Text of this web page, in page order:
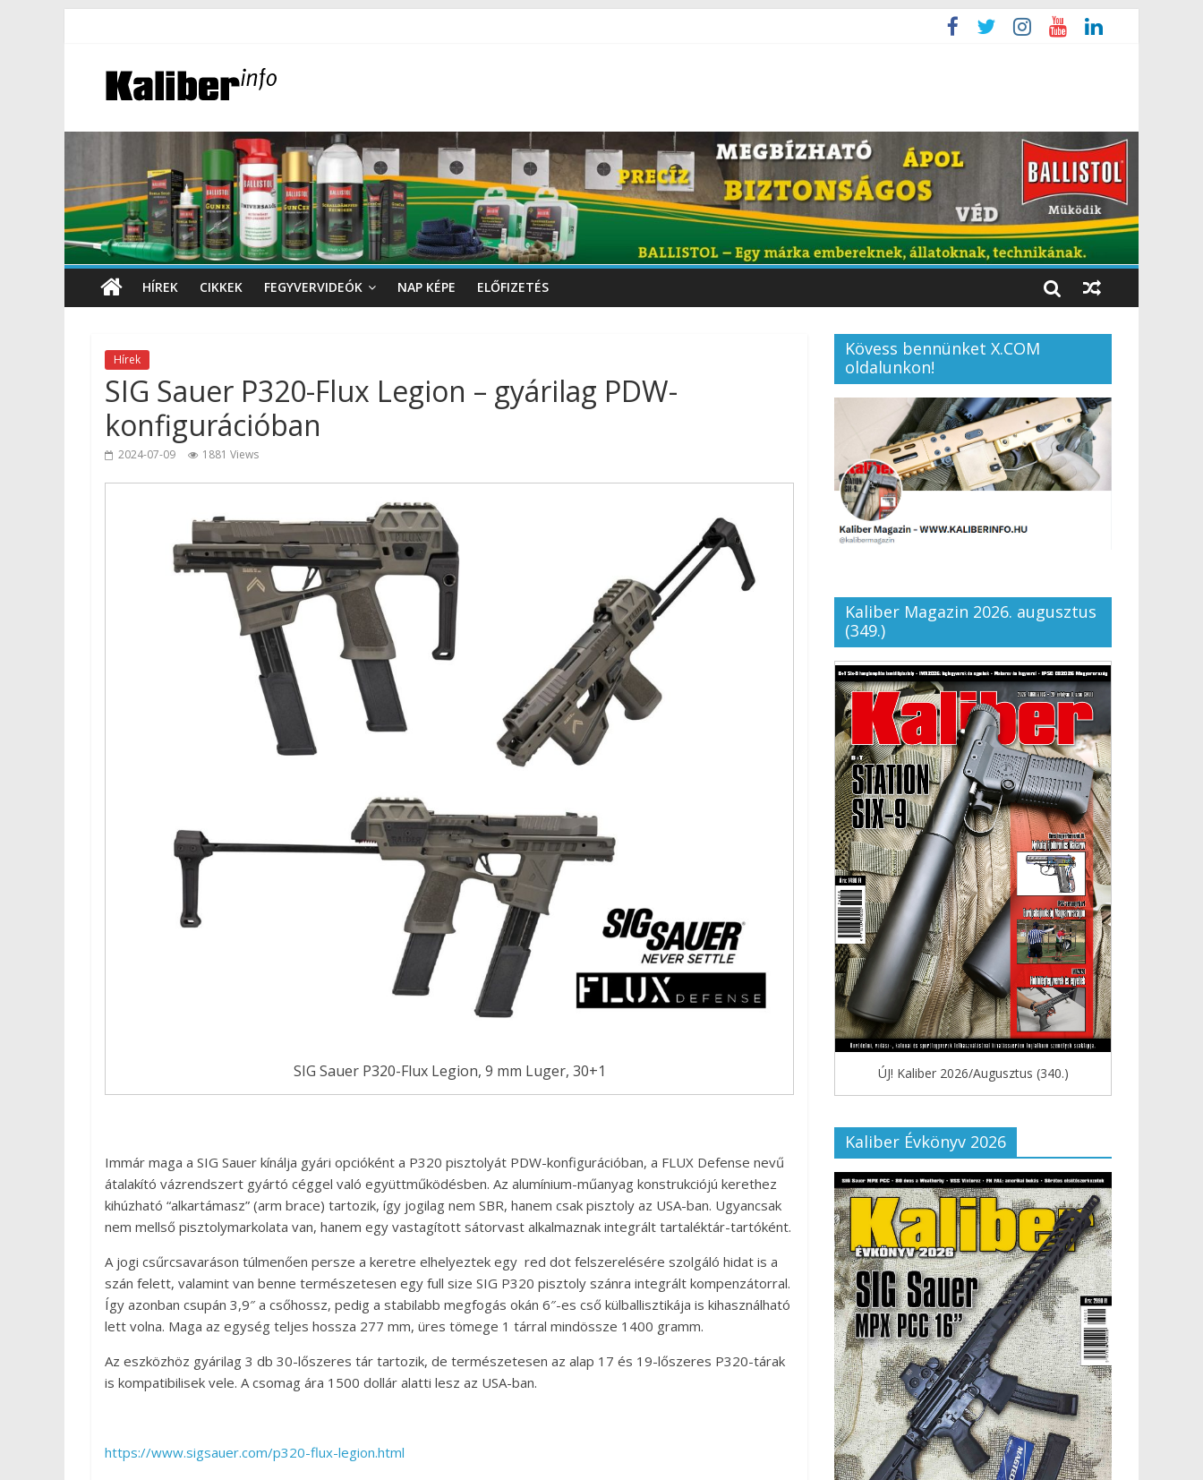
HÍREK CIKKEK FEGYVERVIDEÓK NAP KÉPE ELŐFIZETÉS
Hírek
SIG Sauer P320-Flux Legion – gyárilag PDW-
konfigurációban
2024-07-09 1881 Views
SIG Sauer P320-Flux Legion, 9 mm Luger, 30+1
Immár maga a SIG Sauer kínálja gyári opcióként a P320 pisztolyát PDW-konfigurációban, a FLUX Defense nevű
átalakító vázrendszert gyártó céggel való együttműködésben. Az alumínium-műanyag konstrukciójú kerethez
kihúzható “alkartámasz” (arm brace) tartozik, így jogilag nem SBR, hanem csak pisztoly az USA-ban. Ugyancsak
nem mellső pisztolymarkolata van, hanem egy vastagított sátorvast alkalmaznak integrált tartaléktár-tartóként.
A jogi csűrcsavaráson túlmenően persze a keretre elhelyeztek egy red dot felszerelésére szolgáló hidat is a
szán felett, valamint van benne természetesen egy full size SIG P320 pisztoly szánra integrált kompenzátorral.
Így azonban csupán 3,9″ a csőhossz, pedig a stabilabb megfogás okán 6″-es cső külballisztikája is kihasználható
lett volna. Maga az egység teljes hossza 277 mm, üres tömege 1 tárral mindössze 1400 gramm.
Az eszközhöz gyárilag 3 db 30-lőszeres tár tartozik, de természetesen az alap 17 és 19-lőszeres P320-tárak
is kompatibilisek vele. A csomag ára 1500 dollár alatti lesz az USA-ban.
https://www.sigsauer.com/p320-flux-legion.html
Kövess bennünket X.COM
oldalunkon!
Kaliber Magazin 2026. augusztus
(349.)
ÚJ! Kaliber 2026/Augusztus (340.)
Kaliber Évkönyv 2026